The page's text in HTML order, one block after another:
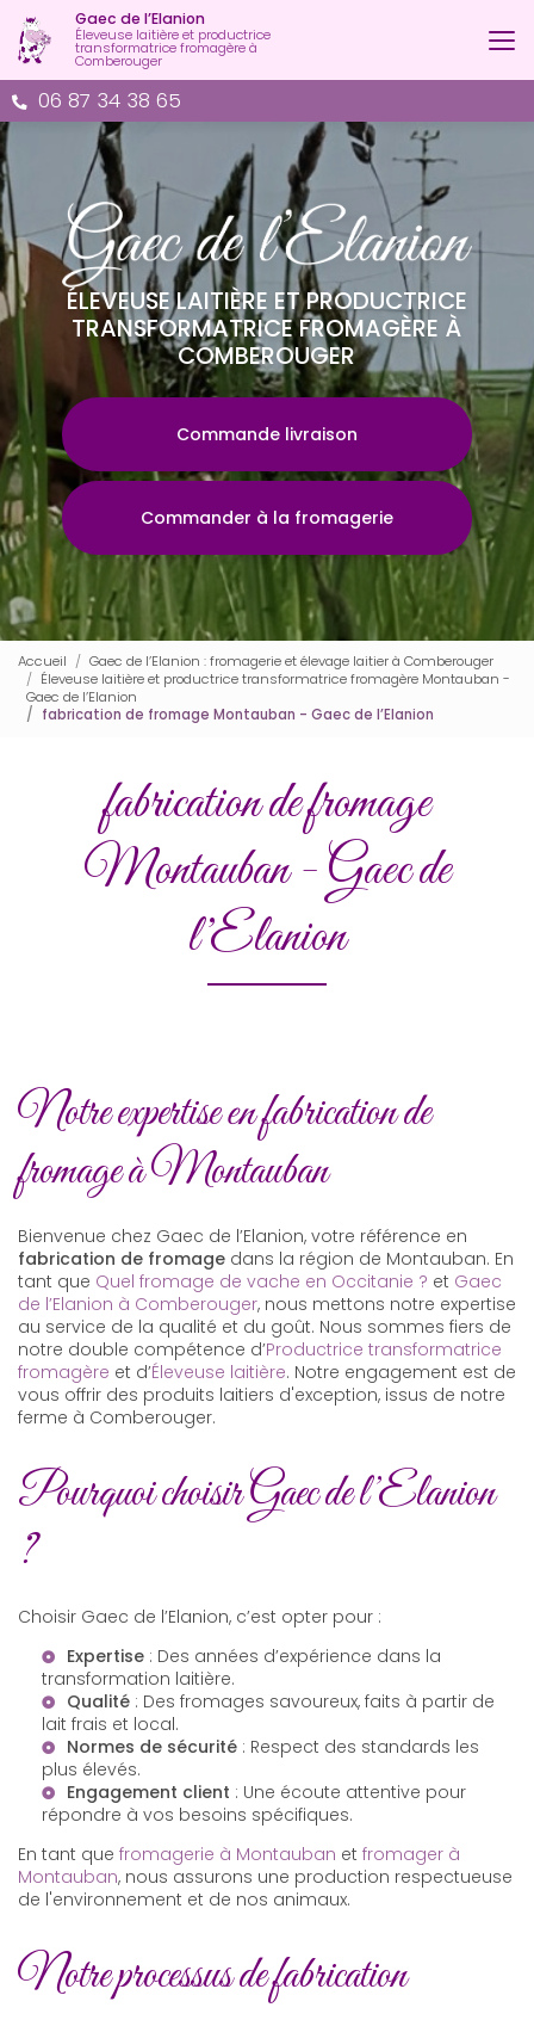
Aller
au
contenu
principal
06 87 34 38 65
Gaec de l’Elanion
Éleveuse laitière et productrice
transformatrice fromagère à
Comberouger
ÉLEVEUSE LAITIÈRE ET PRODUCTRICE
TRANSFORMATRICE FROMAGÈRE À
COMBEROUGER
Commande livraison
Commander à la fromagerie
Accueil
Gaec de l’Elanion : fromagerie et élevage laitier à Comberouger
Éleveuse laitière et productrice transformatrice fromagère Montauban -
Gaec de l’Elanion
fabrication de fromage Montauban - Gaec de l’Elanion
fabrication de fromage
Montauban - Gaec de
l’Elanion
Notre expertise en fabrication de
fromage à Montauban
Bienvenue chez Gaec de l’Elanion, votre référence en
fabrication de fromage dans la région de Montauban. En
tant que Quel fromage de vache en Occitanie ? et Gaec
de l’Elanion à Comberouger, nous mettons notre expertise
au service de la qualité et du goût. Nous sommes fiers de
notre double compétence d’Productrice transformatrice
fromagère et d’Éleveuse laitière. Notre engagement est de
vous offrir des produits laitiers d'exception, issus de notre
ferme à Comberouger.
Pourquoi choisir Gaec de l’Elanion
?
Choisir Gaec de l’Elanion, c’est opter pour :
Expertise : Des années d’expérience dans la
transformation laitière.
Qualité : Des fromages savoureux, faits à partir de
lait frais et local.
Normes de sécurité : Respect des standards les
plus élevés.
Engagement client : Une écoute attentive pour
répondre à vos besoins spécifiques.
En tant que fromagerie à Montauban et fromager à
Montauban, nous assurons une production respectueuse
de l'environnement et de nos animaux.
Notre processus de fabrication